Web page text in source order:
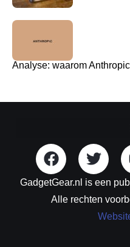
Analyse: waarom
GadgetGear.nl is een
Alle rechten